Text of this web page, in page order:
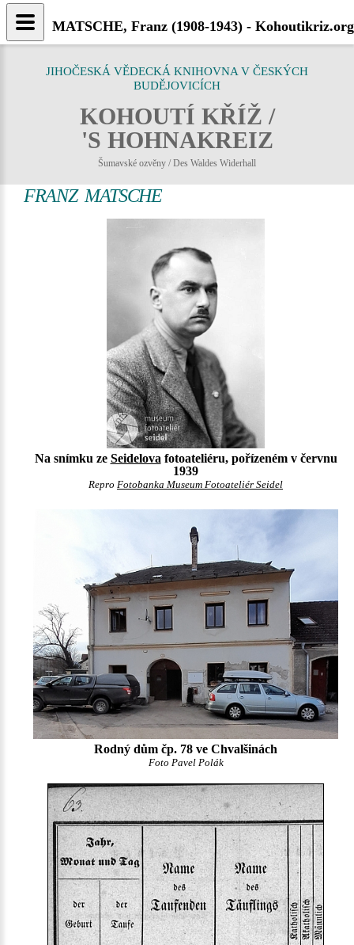
JIHOČESKÁ VĚDECKÁ KNIHOVNA V ČESKÝCH
BUDĚJOVICÍCH
KOHOUTÍ KŘÍŽ /
'S HOHNAKREIZ
Šumavské ozvěny / Des Waldes Widerhall
FRANZ MATSCHE
Na snímku ze Seidelova fotoateliéru, pořízeném v červnu
1939
Repro Fotobanka Museum Fotoateliér Seidel
Rodný dům čp. 78 ve Chvalšinách
Foto Pavel Polák
MATSCHE, Franz (1908-1943) - Kohoutikriz.org